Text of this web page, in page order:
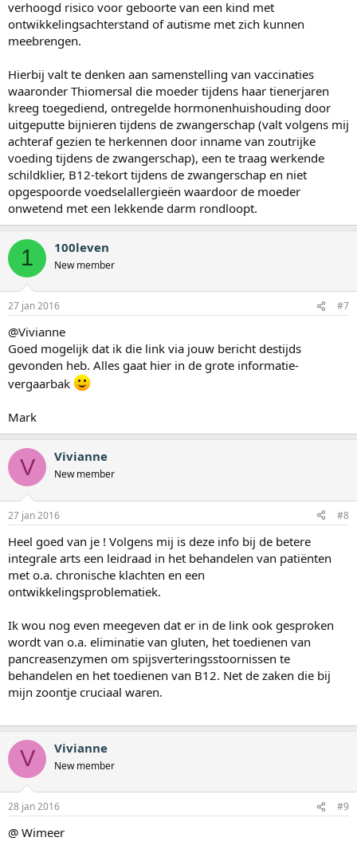
verhoogd risico voor geboorte van een kind met
ontwikkelingsachterstand of autisme met zich kunnen
meebrengen.
Hierbij valt te denken aan samenstelling van vaccinaties
waaronder Thiomersal die moeder tijdens haar tienerjaren
kreeg toegediend, ontregelde hormonenhuishouding door
uitgeputte bijnieren tijdens de zwangerschap (valt volgens mij
achteraf gezien te herkennen door inname van zoutrijke
voeding tijdens de zwangerschap), een te traag werkende
schildklier, B12-tekort tijdens de zwangerschap en niet
opgespoorde voedselallergieën waardoor de moeder
onwetend met een lekkende darm rondloopt.
1 100leven
New member
27 jan 2016 #7
@Vivianne
Goed mogelijk dat ik die link via jouw bericht destijds
gevonden heb. Alles gaat hier in de grote informatie-
vergaarbak
Mark
V Vivianne
New member
27 jan 2016 #8
Heel goed van je ! Volgens mij is deze info bij de betere
integrale arts een leidraad in het behandelen van patiënten
met o.a. chronische klachten en een
ontwikkelingsproblematiek.
Ik wou nog even meegeven dat er in de link ook gesproken
wordt van o.a. eliminatie van gluten, het toedienen van
pancreasenzymen om spijsverteringsstoornissen te
behandelen en het toedienen van B12. Net de zaken die bij
mijn zoontje cruciaal waren.
V Vivianne
New member
28 jan 2016 #9
@ Wimeer